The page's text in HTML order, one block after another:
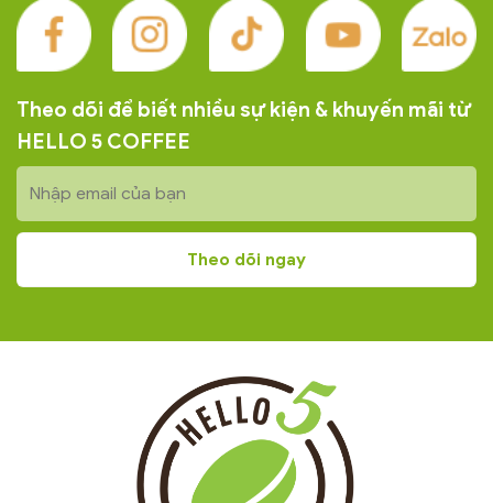
Theo dõi để biết nhiều sự kiện & khuyến mãi từ
HELLO 5 COFFEE